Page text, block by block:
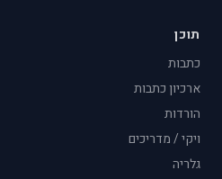
תוכן
כתבות
ארכיון כתבות
הורדות
ויקי / מדריכים
גלריה